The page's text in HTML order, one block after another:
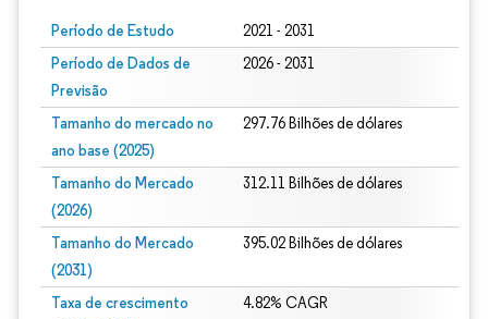
Período de Estudo 2021 - 2031
Período de Dados de
Previsão
2026 - 2031
Tamanho do mercado no
ano base (2025)
297.76 Bilhões de dólares
Tamanho do Mercado
(2026)
312.11 Bilhões de dólares
Tamanho do Mercado
(2031)
395.02 Bilhões de dólares
Taxa de crescimento
4.82% CAGR